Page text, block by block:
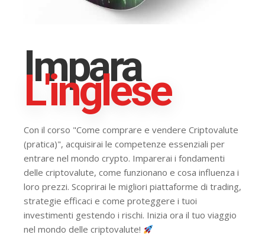
Impara
L'inglese
Con il corso "Come comprare e vendere Criptovalute
(pratica)", acquisirai le competenze essenziali per
entrare nel mondo crypto. Imparerai i fondamenti
delle criptovalute, come funzionano e cosa influenza i
loro prezzi. Scoprirai le migliori piattaforme di trading,
strategie efficaci e come proteggere i tuoi
investimenti gestendo i rischi. Inizia ora il tuo viaggio
nel mondo delle criptovalute!